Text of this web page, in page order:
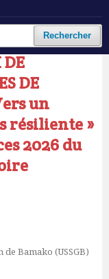
Rechercher
et de Gestion
DE
un
résiliente »
2026 du
de Bamako (USSGB)